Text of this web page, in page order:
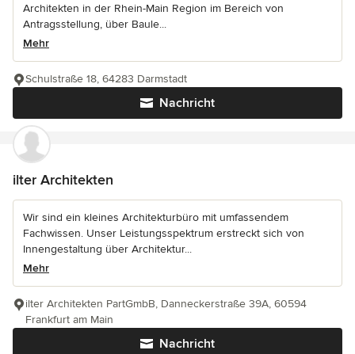
Architekten in der Rhein-Main Region im Bereich von
Antragsstellung, über Baule...
Mehr
Nachricht
Schulstraße 18, 64283 Darmstadt
ilter Architekten
Wir sind ein kleines Architekturbüro mit umfassendem
Fachwissen. Unser Leistungsspektrum erstreckt sich von
Innengestaltung über Architektur...
Mehr
Nachricht
ilter Architekten PartGmbB, Danneckerstraße 39A, 60594
Frankfurt am Main